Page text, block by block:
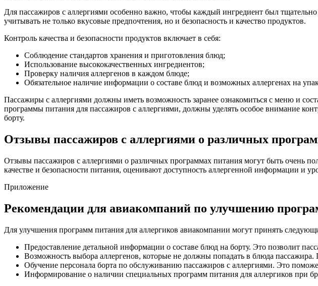
Для пассажиров с аллергиями особенно важно, чтобы каждый ингредиент был
учитывать не только вкусовые предпочтения, но и безопасность и качество продуктов.
Контроль качества и безопасности продуктов включает в себя:
Соблюдение стандартов хранения и приготовления блюд;
Использование высококачественных ингредиентов;
Проверку наличия аллергенов в каждом блюде;
Обязательное наличие информации о составе блюд и возможных аллергенах на
Пассажиры с аллергиями должны иметь возможность заранее ознакомиться с меню и
программы питания для пассажиров с аллергиями, должны уделять особое внимание
борту.
Отзывы пассажиров с аллергиями о различных
Отзывы пассажиров с аллергиями о различных программах питания могут быть очень
качестве и безопасности питания, оценивают доступность аллергенной информации и
Приложение
Рекомендации для авиакомпаний по улучшению
Для улучшения программ питания для аллергиков авиакомпании могут принять
Предоставление детальной информации о составе блюд на борту. Это позволит
Возможность выбора аллергенов, которые не должны попадать в блюда
Обучение персонала борта по обслуживанию пассажиров с аллергиями. Это
Информирование о наличии специальных программ питания для аллергиков при